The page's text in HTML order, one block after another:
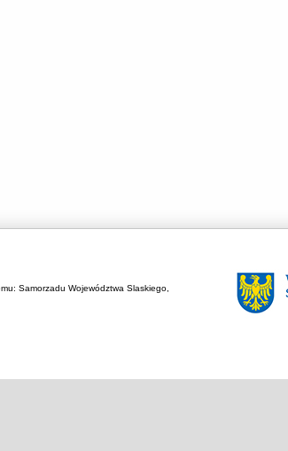
Samorzadu Województwa Slaskiego,